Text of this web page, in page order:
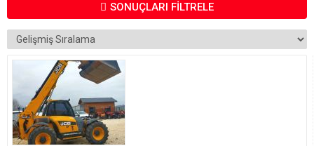
SONUÇLARI FİLTRELE